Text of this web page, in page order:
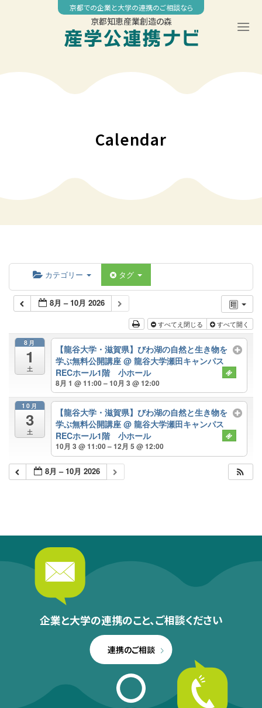
京都での企業と大学の連携のご相談なら
京都知恵産業創造の森
Calendar
カテゴリー タグ
8月 – 10月 2026
すべてえ閉じる すべて開く
8月
1
土
【龍谷大学・滋賀県】びわ湖の自然と生き物を
学ぶ無料公開講座@ 龍谷大学瀬田キャンパス
RECホール1階 小ホール
8月 1 @ 11:00 – 10月 3 @ 12:00
10月
3
土
【龍谷大学・滋賀県】びわ湖の自然と生き物を
学ぶ無料公開講座@ 龍谷大学瀬田キャンパス
RECホール1階 小ホール
10月 3 @ 11:00 – 12月 5 @ 12:00
8月 – 10月 2026
企業と大学の連携のこと、ご相談ください
連携のご相談